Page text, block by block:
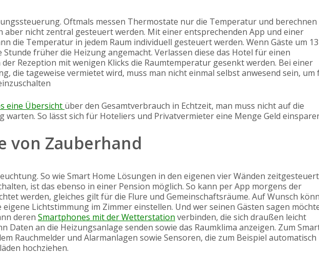
Oftmals messen Thermostate nur die Temperatur und berechnen
aber nicht zentral gesteuert werden. Mit einer entsprechenden App und einer
die Temperatur in jedem Raum individuell gesteuert werden. Wenn Gäste um 13
früher die Heizung angemacht. Verlassen diese das Hotel für einen
Rezeption mit wenigen Klicks die Raumtemperatur gesenkt werden. Bei einer
die tageweise vermietet wird, muss man nicht einmal selbst anwesend sein, um
eine Übersicht über den Gesamtverbrauch in Echtzeit, man muss nicht auf die
warten. So lässt sich für Hoteliers und Privatvermieter eine Menge Geld
von Zauberhand
So wie Smart Home Lösungen in den eigenen vier Wänden zeitgesteuert
ist das ebenso in einer Pension möglich. So kann per App morgens der
werden, gleiches gilt für die Flure und Gemeinschaftsräume. Auf Wunsch
Lichtstimmung im Zimmer einstellen. Und wer seinen Gästen sagen
deren Smartphones mit der Wetterstation verbinden, die sich draußen leicht
Daten an die Heizungsanlage senden sowie das Raumklima anzeigen. Zum
Rauchmelder und Alarmanlagen sowie Sensoren, die zum Beispiel automatisch
hochziehen.